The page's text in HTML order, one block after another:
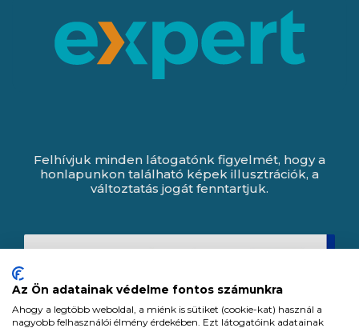
Felhívjuk minden látogatónk figyelmét, hogy a
honlapunkon található képek illusztrációk, a
változtatás jogát fenntartjuk.
Az Ön adatainak védelme fontos számunkra
Ahogy a legtöbb weboldal, a miénk is sütiket (cookie-kat) használ a
nagyobb felhasználói élmény érdekében. Ezt látogatóink adatainak